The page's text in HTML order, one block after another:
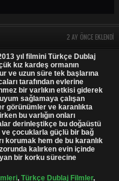
2 AY ÖNCE EKLENDI
yıl filmini Türkçe Dublaj
kız kardeş ormanın
ve uzun süre tek başlarına
tarafından evlerine
bir varlıkın etkisi giderek
sağlamaya çalışan
görünümler ve karanlıkta
bu varlığın onları
derinleştikçe bu doğaüstü
ve çocuklarla güçlü bir bağ
korumak hem de bu karanlık
kalırken evin içinde
bir korku sürecine
, Türkçe Dublaj Filmler,